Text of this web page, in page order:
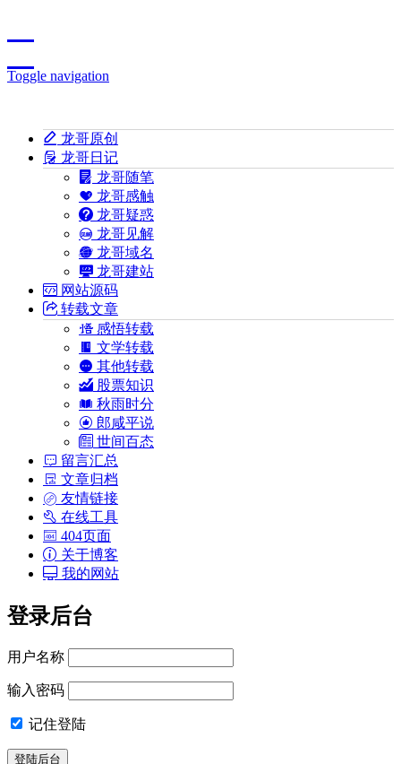
Toggle navigation
龙哥原创
龙哥日记
龙哥随笔
龙哥感触
龙哥疑惑
龙哥见解
龙哥域名
龙哥建站
网站源码
转载文章
感悟转载
文学转载
其他转载
股票知识
秋雨时分
郎咸平说
世间百态
留言汇总
文章归档
友情链接
在线工具
404页面
关于博客
我的网站
登录后台
用户名称
输入密码
记住登陆